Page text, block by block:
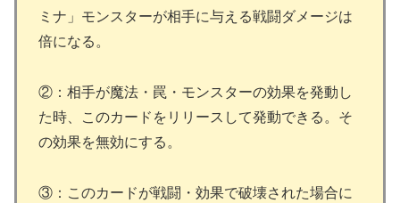
ミナ」モンスターが相手に与える戦闘ダメージは
倍になる。
②：相手が魔法・罠・モンスターの効果を発動し
た時、このカードをリリースして発動できる。そ
の効果を無効にする。
③：このカードが戦闘・効果で破壊された場合に